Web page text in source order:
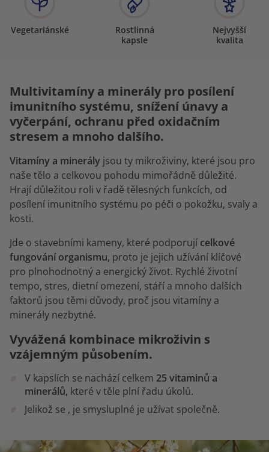
Vegetariánské
Rostlinná
kapsle
Nejvyšší
kvalita
Multivitamíny a minerály pro posílení
imunitního systému, snížení únavy a
vyčerpání, ochranu před oxidačním
stresem a mnoho dalšího.
Vitamíny a minerály jsou ty mikroživiny, které jsou pro
naše tělo a celkovou pohodu mimořádně důležité.
Hrají důležitou roli v řadě tělesných funkcích, od
posílení imunitního systému po péči o pokožku, svaly a
kosti.
Jde o stavebními kameny, které podporují celkové
fungování organismu, proto je jejich užívání klíčové
pro plnohodnotný a energický život. Rychlé životní
tempo, stres, dietní omezení, stáří a mnoho dalších
faktorů jsou těmi důvody, proč jsou vitamíny a
minerály nezbytné.
Vyvážená kombinace mikroživin s
vzájemným působením.
V kapslích se nachází celkem 25 vitaminů a
minerálů, které v těle plní řadu úkolů.
Jelikož se , je smysluplné je užívat společně.